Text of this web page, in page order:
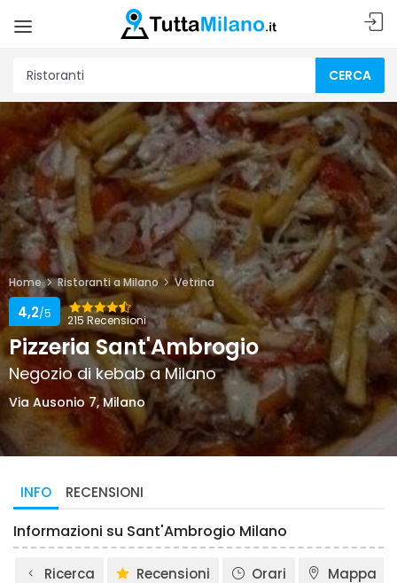
CERCA
Home Ristoranti a Milano Vetrina
215 Recensioni
4,2/5
Pizzeria Sant'Ambrogio
Negozio di kebab a Milano
Via Ausonio 7, Milano
INFO RECENSIONI
Informazioni su Sant'Ambrogio Milano
Ricerca Recensioni Orari Mappa